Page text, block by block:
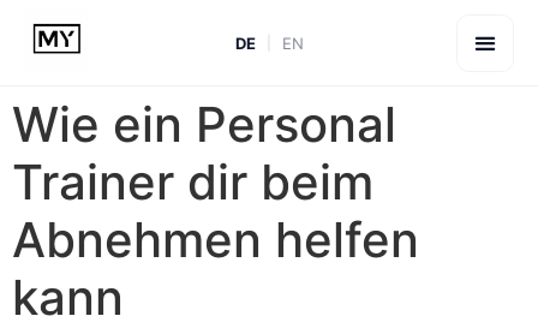
DE EN
Wie ein Personal
Trainer dir beim
Abnehmen helfen
kann